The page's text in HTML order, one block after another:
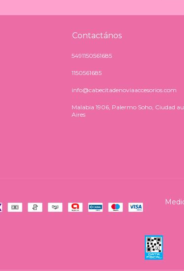
Contactános
5491150561685
1150561685
info@cabecitadenoviaaccesorios.com
Malabia 1906, Palermo Soho, Ciudad
Aires